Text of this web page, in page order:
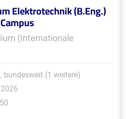
Elektrotechnik (B.Eng.)
(Internationale
bundesweit (1 weitere)